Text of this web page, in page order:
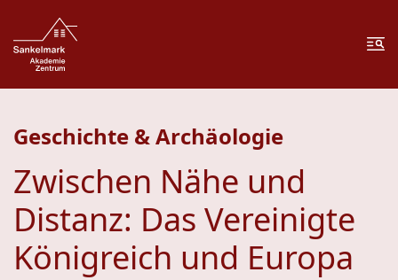
Zum Inhalt springen
Zur Fußzeile springen
Geschichte & Archäologie
Zwischen Nähe und
Distanz: Das Vereinigte
Königreich und Europa